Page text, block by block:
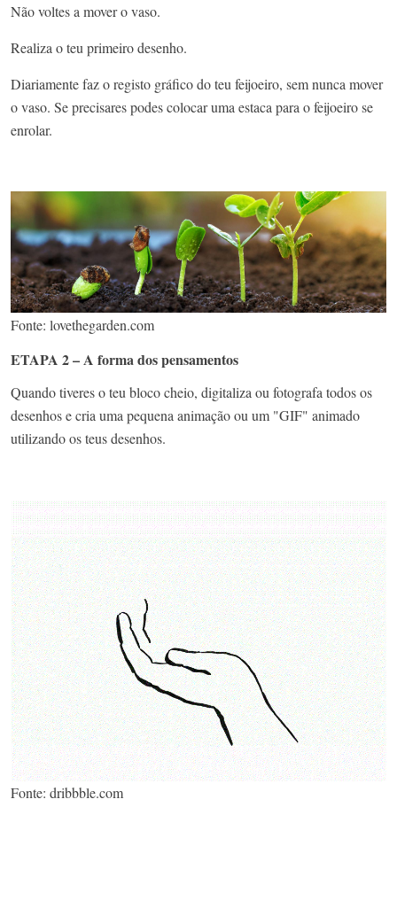
Não voltes a mover o vaso.
Realiza o teu primeiro desenho.
Diariamente faz o registo gráfico do teu feijoeiro, sem nunca mover
o vaso. Se precisares podes colocar uma estaca para o feijoeiro se
enrolar.
Fonte: lovethegarden.com
ETAPA 2 – A forma dos pensamentos
Quando tiveres o teu bloco cheio, digitaliza ou fotografa todos os
desenhos e cria uma pequena animação ou um "GIF" animado
utilizando os teus desenhos.
Fonte: dribbble.com